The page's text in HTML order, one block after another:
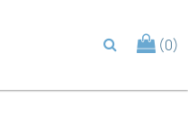
(0)